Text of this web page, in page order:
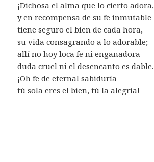
¡Dichosa el alma que lo cierto adora,
y en recompensa de su fe inmutable
tiene seguro el bien de cada hora,
su vida consagrando a lo adorable;
allí no hoy loca fe ni engañadora
duda cruel ni el desencanto es dable.
¡Oh fe de eternal sabiduría
tú sola eres el bien, tú la alegría!